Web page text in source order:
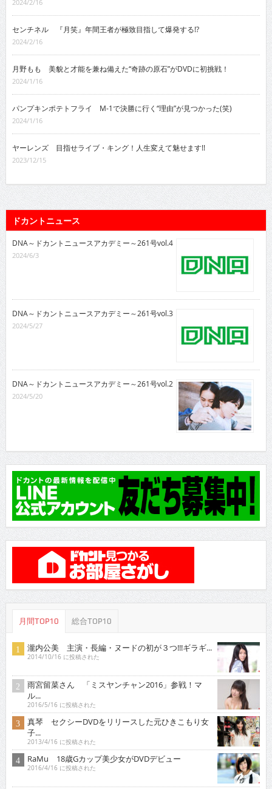
2024/2/16
センチネル 『月笑』年間王者が極致目指して爆発する!?
2024/2/16
月野もも 美貌と才能を兼ね備えた“奇跡の原石”がDVDに初挑戦！
2024/1/16
パンプキンポテトフライ M-1で決勝に行く“理由”が見つかった(笑)
2024/1/16
ヤーレンズ 目指せライブ・キング！人生変えて魅せます!!
2023/12/15
ドカントニュース
DNA～ドカントニュースアカデミー～261号vol.4
2024/6/3
DNA～ドカントニュースアカデミー～261号vol.3
2024/5/27
DNA～ドカントニュースアカデミー～261号vol.2
2024/5/20
月間TOP10 総合TOP10
瀧内公美 主演・長編・ヌードの初が３つ!!!ギラギ...
2014/10/16 に投稿された
雨宮留菜さん 「ミスヤンチャン2016」参戦！マ
ル...
2016/5/16 に投稿された
真琴 セクシーDVDをリリースした元ひきこもり女
子...
2013/4/16 に投稿された
RaMu 18歳Gカップ美少女がDVDデビュー
2016/4/16 に投稿された